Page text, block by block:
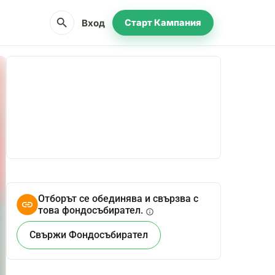
search Вход Старт Кампания
Отборът се обединява и свързва с
това фондосъбирател. info
Свържи Фондосъбирател